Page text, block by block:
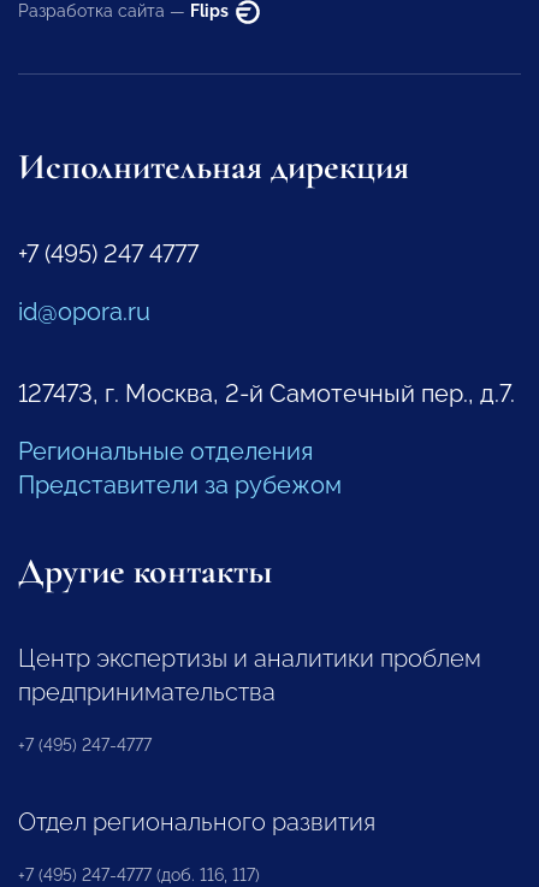
Разработка сайта — Flips
Исполнительная дирекция
+7 (495) 247 4777
id@opora.ru
127473, г. Москва, 2-й Самотечный пер., д.7.
Региональные отделения
Представители за рубежом
Другие контакты
Центр экспертизы и аналитики проблем
предпринимательства
+7 (495) 247-4777
Отдел регионального развития
+7 (495) 247-4777 (доб. 116, 117)